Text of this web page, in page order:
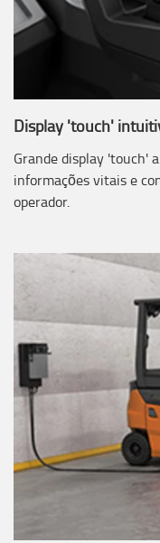
Display 'touch'
Grande display 'touch'
informações vitais e
operador.